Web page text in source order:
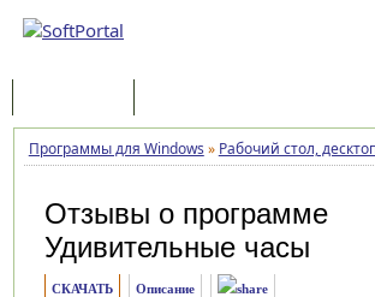
Программы для Windows » Рабочий стол,
Отзывы о программе
Удивительные часы
СКАЧАТЬ Описание